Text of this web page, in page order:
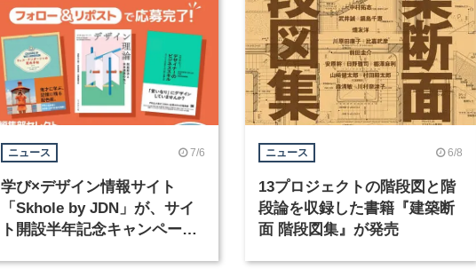
ニュース 7/6
学び×デザイン情報サイト
「Skhole by JDN」が、サイ
ト開設半年記念キャンペーン
ニュース 6/8
13プロジェクトの階段図と階
段論を収録した書籍『建築断
面 階段図集』が発売